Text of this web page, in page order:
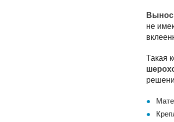
не
Такая